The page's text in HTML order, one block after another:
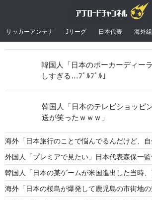
サッカーアンテナ Jリーグ 日本代表 海外組
海外「日本旅行のことで悩んでるんだけど、
外国人「プレミアで見たい」日本代表森保一
韓国人「日本の某ゲームが米国進出した当時
海外「日本の桜島が爆発して鹿児島の市街地
韓国人「日本のポーカーディー
しすぎる…ﾌﾞﾙﾌﾞﾙ」
韓国人「日本のテレビショッピ
送が笑ったｗｗｗ」